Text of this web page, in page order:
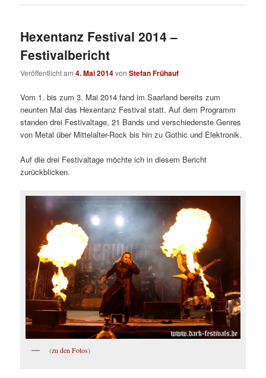
Hexentanz Festival 2014 –
Festivalbericht
Veröffentlicht am4. Mai 2014vonStefan Frühauf
Vom 1. bis zum 3. Mai 2014 fand im Saarland bereits zum
neunten Mal das Hexentanz Festival statt. Auf dem Programm
standen drei Festivaltage, 21 Bands und verschiedenste Genres
von Metal über Mittelalter-Rock bis hin zu Gothic und Elektronik.
Auf die drei Festivaltage möchte ich in diesem Bericht
zurückblicken.
(zu den Fotos)